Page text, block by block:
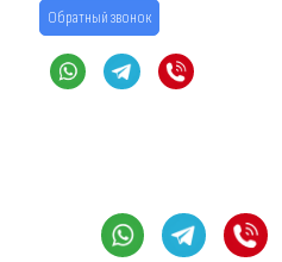
Обратный звонок